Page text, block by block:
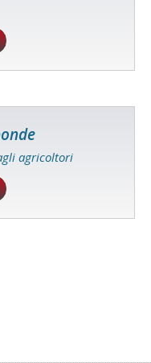
agricoltori